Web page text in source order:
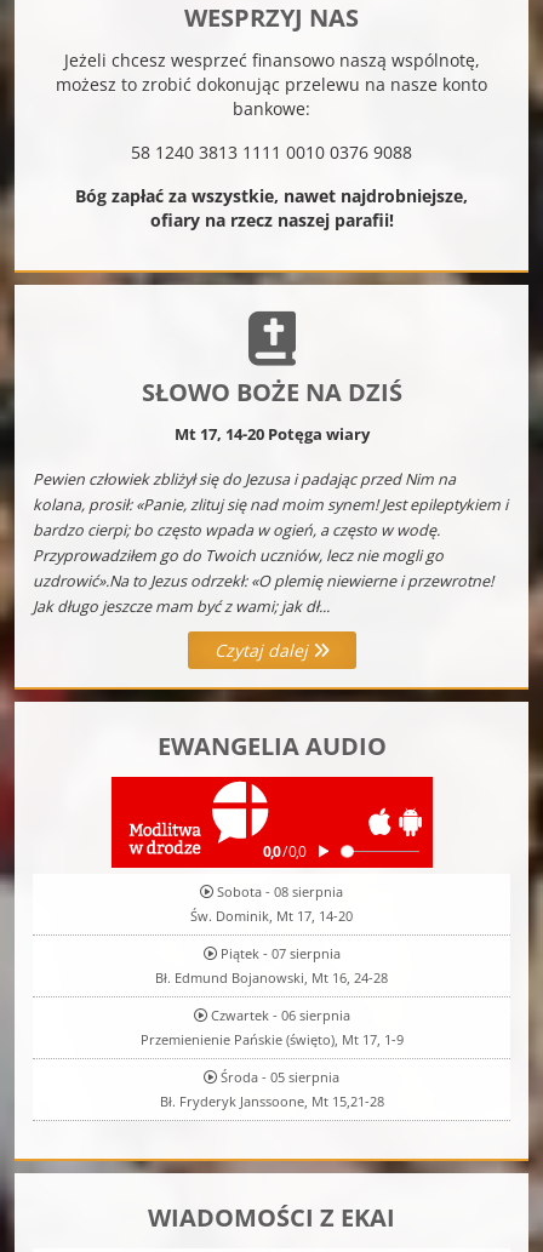
WESPRZYJ NAS
Jeżeli chcesz wesprzeć finansowo naszą wspólnotę,
możesz to zrobić dokonując przelewu na nasze konto
bankowe:
58 1240 3813 1111 0010 0376 9088
Bóg zapłać za wszystkie, nawet najdrobniejsze,
ofiary na rzecz naszej parafii!
SŁOWO BOŻE NA DZIŚ
Mt 17, 14-20 Potęga wiary
Pewien człowiek zbliżył się do Jezusa i padając przed Nim na
kolana, prosił: «Panie, zlituj się nad moim synem! Jest epileptykiem i
bardzo cierpi; bo często wpada w ogień, a często w wodę.
Przyprowadziłem go do Twoich uczniów, lecz nie mogli go
uzdrowić».Na to Jezus odrzekł: «O plemię niewierne i przewrotne!
Jak długo jeszcze mam być z wami; jak dł...
Czytaj dalej
EWANGELIA AUDIO
Sobota - 08 sierpnia
Św. Dominik, Mt 17, 14-20
Piątek - 07 sierpnia
Bł. Edmund Bojanowski, Mt 16, 24-28
Czwartek - 06 sierpnia
Przemienienie Pańskie (święto), Mt 17, 1-9
Środa - 05 sierpnia
Bł. Fryderyk Janssoone, Mt 15,21-28
WIADOMOŚCI Z EKAI